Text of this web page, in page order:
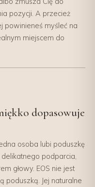
pozycji. A przecież
powinieneś myśleć na
miejscem do
dopasowuje
osoba lubi poduszkę
podparcia,
głowy. EOS nie jest
Jej naturalne